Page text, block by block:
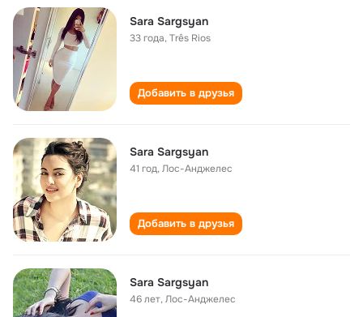
Sara Sargsyan
33 года,Três Rios
Добавить в друзья
Sara Sargsyan
41 год,Лос-Анджелес
Добавить в друзья
Sara Sargsyan
46 лет,Лос-Анджелес